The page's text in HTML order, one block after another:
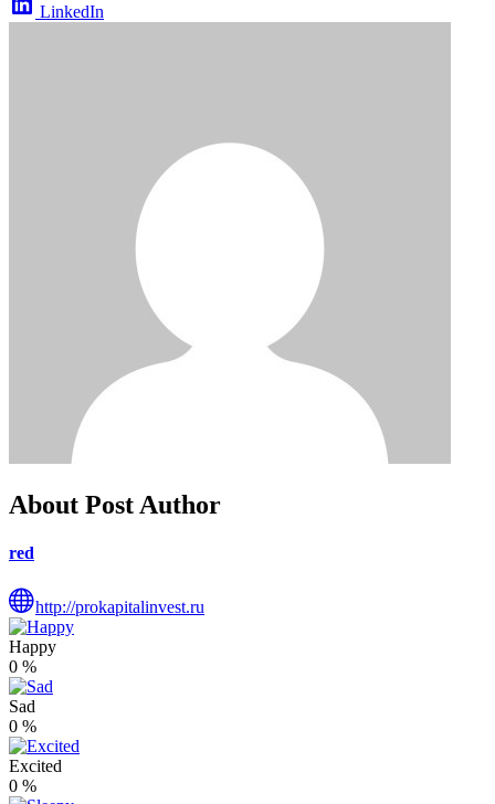
LinkedIn
About Post Author
red
http://prokapitalinvest.ru
Happy
0 %
Sad
0 %
Excited
0 %